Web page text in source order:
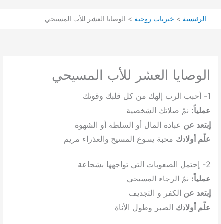
الرئيسية خبريات روحية الوصايا العشر للأب المسيحي
الوصايا العشر للأب المسيحي
1- أحبب الرب إلهك من كل قلبك وقوتك
عملياً: نمّ صلاتك الشخصية
إبتعد عن عبادة المال أو السلطة أو الشهوة
علّم أولادك محبة يسوع المسيح والعذراء مريم
2- إحتمل الصعوبات التي تواجهها بشجاعة
عملياً: نمّ الرجاء المسيحي
إبتعد عن الكفر و التجديف
علّم أولادك الصبر وطول الأناة